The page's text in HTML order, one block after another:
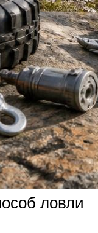
ловли